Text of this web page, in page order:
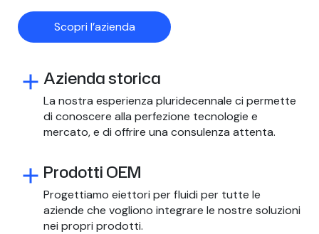
Scopri l’azienda
add Azienda storica
La nostra esperienza pluridecennale ci permette
di conoscere alla perfezione tecnologie e
mercato, e di offrire una consulenza attenta.
add Prodotti OEM
Progettiamo eiettori per fluidi per tutte le
aziende che vogliono integrare le nostre soluzioni
nei propri prodotti.